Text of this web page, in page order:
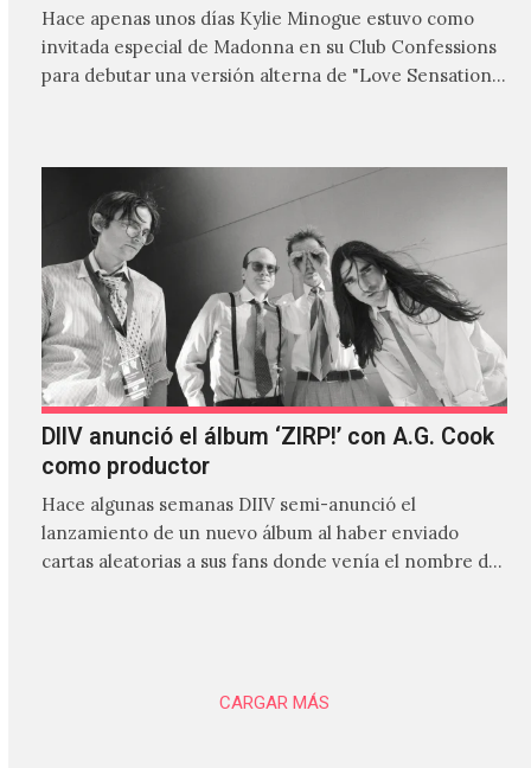
Hace apenas unos días Kylie Minogue estuvo como
invitada especial de Madonna en su Club Confessions
para debutar una versión alterna de "Love Sensation",
DIIV anunció el álbum ‘ZIRP!’ con A.G. Cook
como productor
Hace algunas semanas DIIV semi-anunció el
lanzamiento de un nuevo álbum al haber enviado
cartas aleatorias a sus fans donde venía el nombre de
CARGAR MÁS